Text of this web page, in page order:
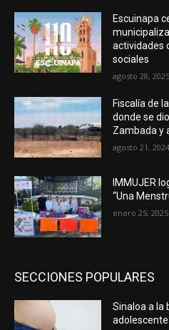
Escuinapa
actividades
sociales
agosto 28, 2025
Fiscalía de
donde se
Zambada y
agosto 21, 2024
IMMUJER
“Una
enero 25, 2025
SECCIONES POPULARES
Sinaloa a la